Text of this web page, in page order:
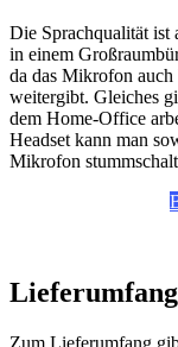
Die Sprachqualität ist
in einem
da das Mikrofon auch
weitergibt. Gleiches
dem Home-Office
Headset kann man
Mikrofon
Lieferumfang